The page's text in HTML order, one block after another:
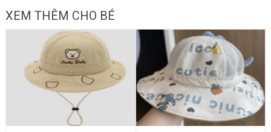
XEM THÊM CHO BÉ